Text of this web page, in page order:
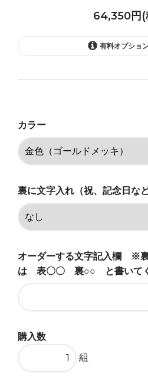
64,350円(
有料オプショ
い
銀
カラー
裏に文字入れ（祝、記念日など
オーダーする文字記入欄 ※
は 表〇〇 裏○○ と書いて
購入数
組